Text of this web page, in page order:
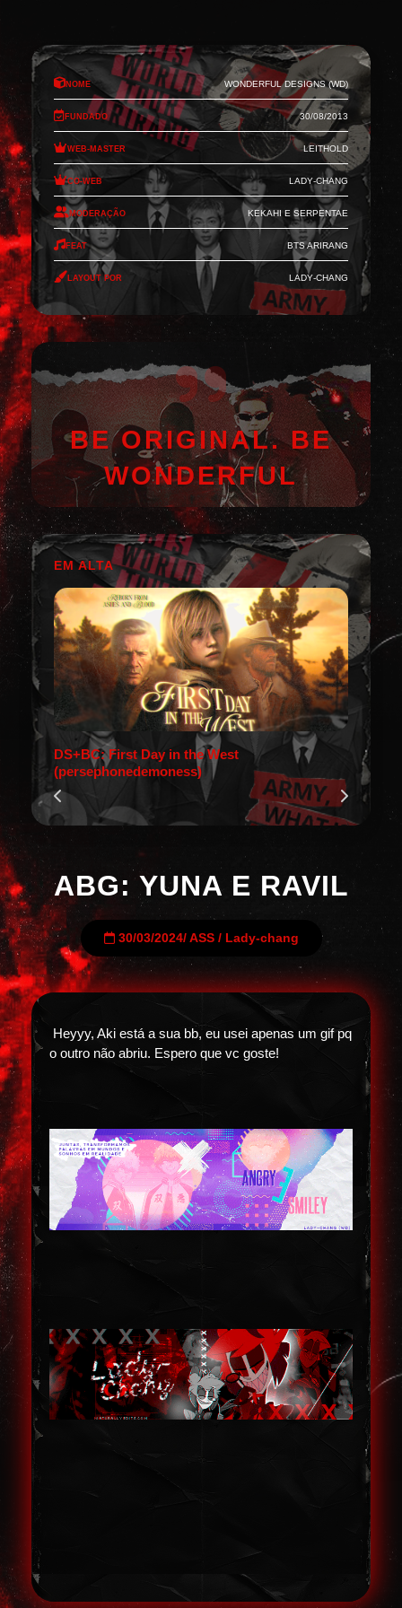
Nome Wonderful Designs (WD)
Fundado 30/08/2013
Web-Master Leithold
Co-Web Lady-Chang
Moderação Kekahi e Serpentae
Feat BTS Arirang
Layout por Lady-Chang
BE ORIGINAL. BE
WONDERFUL
EM ALTA
DS+BC: First Day in the West
(persephonedemoness)
ABG: YUNA E RAVIL
30/03/2024/ ASS/ Lady-chang
Heyyy, Aki está a sua bb, eu usei apenas um gif pq
o outro não abriu. Espero que vc goste!